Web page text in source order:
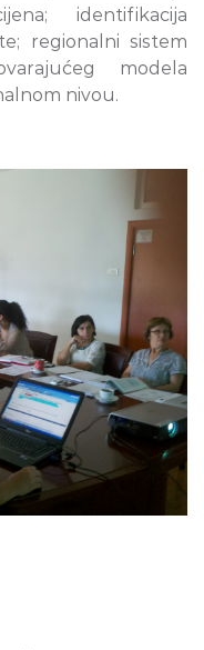
identifikacija
regionalni sistem
modela
nivou.